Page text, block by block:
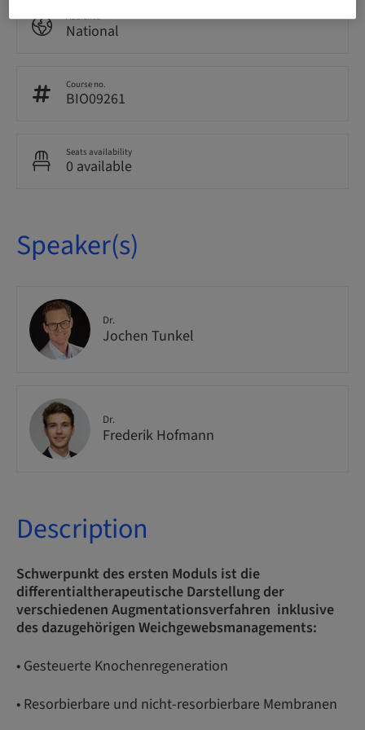
Audience
National
Course no.
BIO09261
Seats availability
0 available
Speaker(s)
Dr.
Jochen Tunkel
Dr.
Frederik Hofmann
Description
Schwerpunkt des ersten Moduls ist die
differentialtherapeutische Darstellung der
verschiedenen Augmentationsverfahren inklusive
des dazugehörigen Weichgewebsmanagements:
• Gesteuerte Knochenregeneration
• Resorbierbare und nicht-resorbierbare Membranen